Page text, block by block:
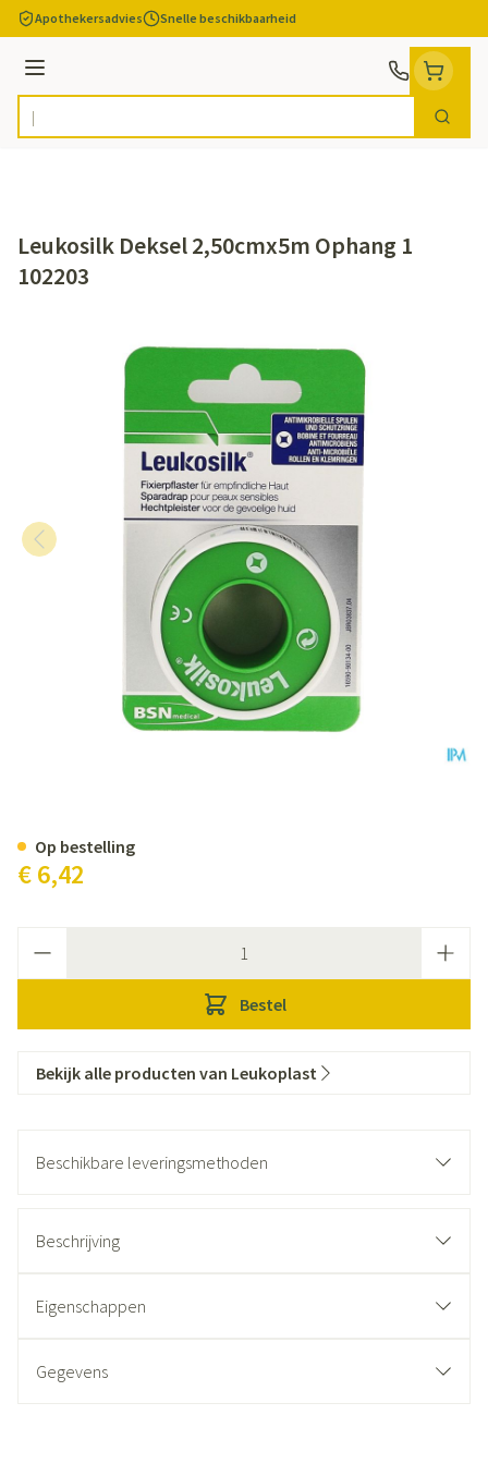
Ga naar de inhoud
Apothekersadvies Snelle beschikbaarheid
Menu
Product, merk, categorie... Zoek
Leukosilk Deksel 2,50cmx5m Ophang 1
102203
€ 6,42
Bestel
Op bestelling
Bekijk alle producten van Leukoplast
Beschikbare leveringsmethoden
Beschrijving
Eigenschappen
Gegevens